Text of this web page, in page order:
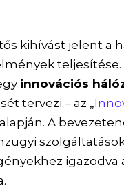
kihívást jelent a
teljesítése.
innovációs
tervezi – az „
A